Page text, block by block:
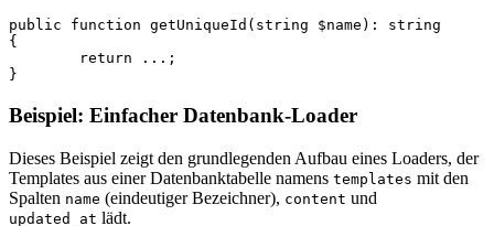
public function getUniqueId(string $name): string
{
Beispiel: Einfacher Datenbank-Loader
Dieses Beispiel zeigt den grundlegenden Aufbau eines Loaders, der
Templates aus einer Datenbanktabelle namens templates mit den
Spalten name (eindeutiger Bezeichner), content und
updated_at lädt.